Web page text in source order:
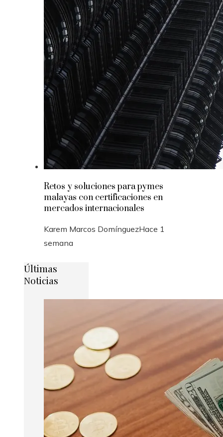
Retos y soluciones para pymes
malayas con certificaciones en
mercados internacionales
Karem Marcos DomínguezHace 1
semana
Últimas
Noticias